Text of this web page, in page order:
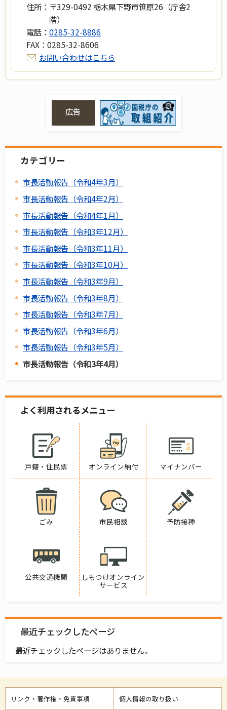
住所： 〒329-0492 栃木県下野市笹原26（庁舎2
階）
電話： 0285-32-8886
FAX： 0285-32-8606
お問い合わせはこちら
広告
カテゴリー
市長活動報告（令和4年3月）
市長活動報告（令和4年2月）
市長活動報告（令和4年1月）
市長活動報告（令和3年12月）
市長活動報告（令和3年11月）
市長活動報告（令和3年10月）
市長活動報告（令和3年9月）
市長活動報告（令和3年8月）
市長活動報告（令和3年7月）
市長活動報告（令和3年6月）
市長活動報告（令和3年5月）
市長活動報告（令和3年4月）
よく利用されるメニュー
戸籍・住民票 オンライン納付 マイナンバー
ごみ 市民相談 予防接種
公共交通機関
しもつけオンライン
サービス
最近チェックしたページ
最近チェックしたページはありません。
リンク・著作権・免責事項 個人情報の取り扱い